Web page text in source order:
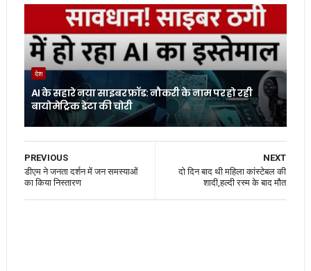
देश
AI के सहारे नया साइबर फ्रॉड: नौकरी के नाम पर हो रही
बायोमेट्रिक डेटा की चोरी
NEXT
दो दिन बाद थी महिला कांस्टेबल की
शादी,हल्दी रस्म के बाद मौत
PREVIOUS
डीएम ने जनता दर्शन में जन समस्याओं
का किया निस्तारण